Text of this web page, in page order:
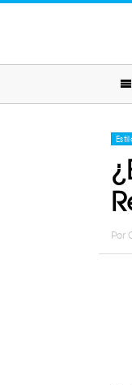
Por